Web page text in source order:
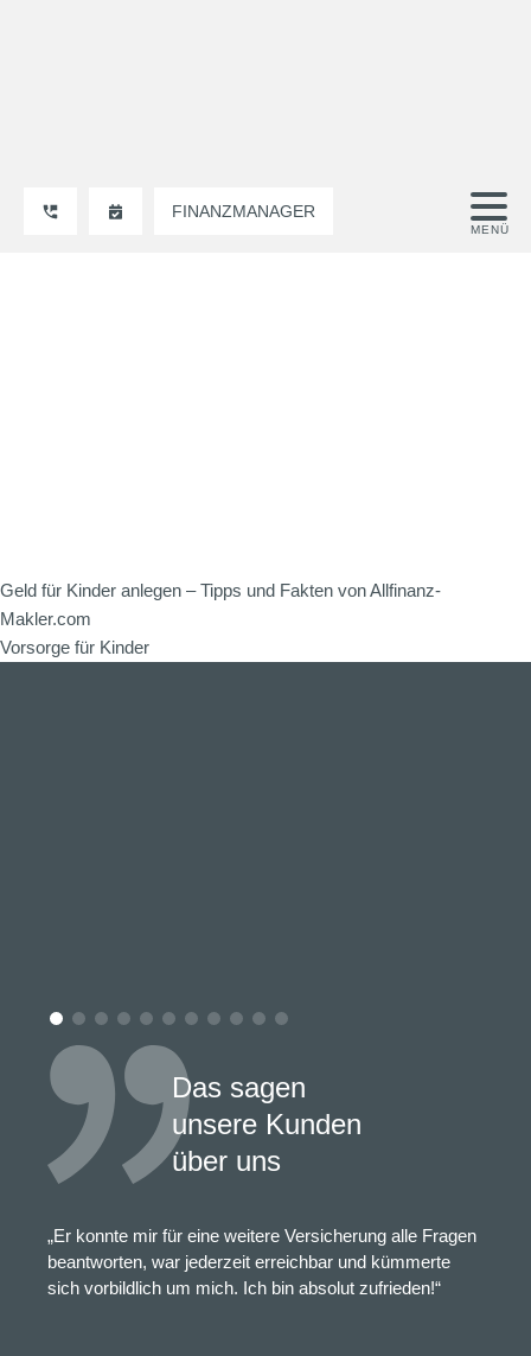
FINANZMANAGER
Geld für Kinder anlegen – Tipps und Fakten von Allfinanz-
Makler.com
Vorsorge für Kinder
Das sagen
unsere Kunden
über uns
„Er konnte mir für eine weitere Versicherung alle Fragen
beantworten, war jederzeit erreichbar und kümmerte
sich vorbildlich um mich. Ich bin absolut zufrieden!“